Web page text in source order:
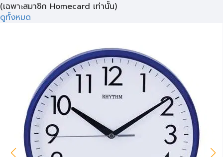
(เฉพาะสมาชิก Homecard เท่านั้น)
ดูทั้งหมด